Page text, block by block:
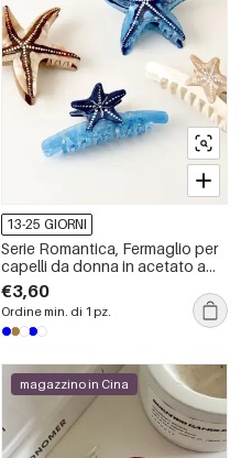
13-25 GIORNI
Serie Romantica, Fermaglio per
capelli da donna in acetato a
forma di stella marina
€3,60
Ordine min. di 1 pz.
magazzino in Cina